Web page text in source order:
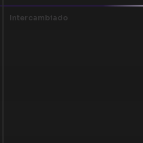
Intercambiado